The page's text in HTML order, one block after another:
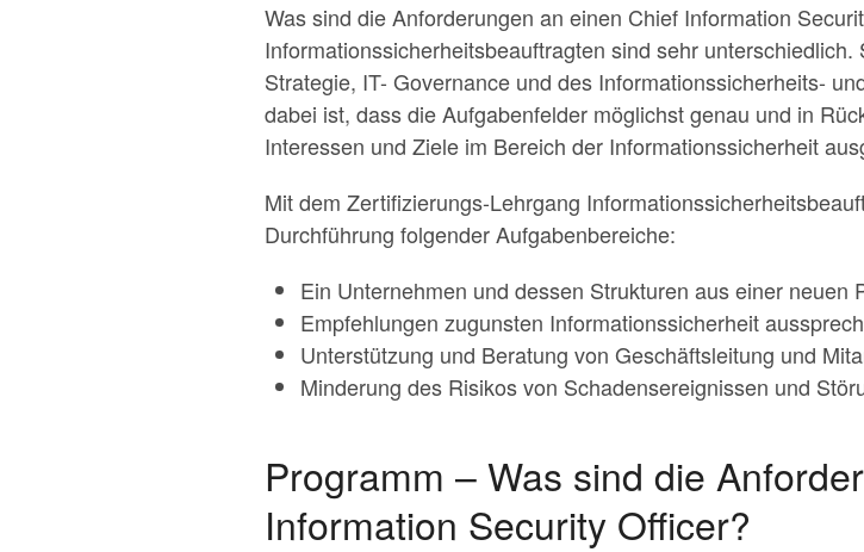
Was sind die Anforderungen an einen Chief Information
Informationssicherheitsbeauftragten sind sehr
Strategie, IT- Governance und des Informationssicherheits-
dabei ist, dass die Aufgabenfelder möglichst genau und in
Interessen und Ziele im Bereich der Informationssicherheit
Mit dem Zertifizierungs-Lehrgang
Durchführung folgender Aufgabenbereiche:
Ein Unternehmen und dessen Strukturen aus einer neuen
Empfehlungen zugunsten Informationssicherheit
Unterstützung und Beratung von Geschäftsleitung und
Minderung des Risikos von Schadensereignissen und
Programm – Was sind die
Information Security Officer?